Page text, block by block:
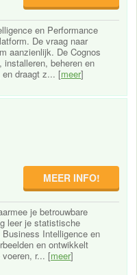
en Performance
De vraag naar
aanzienlijk. De Cognos
beheren en
en draagt z... [meer]
MEER INFO!
je betrouwbare
leer je statistische
Intelligence en
en ontwikkelt
r... [meer]